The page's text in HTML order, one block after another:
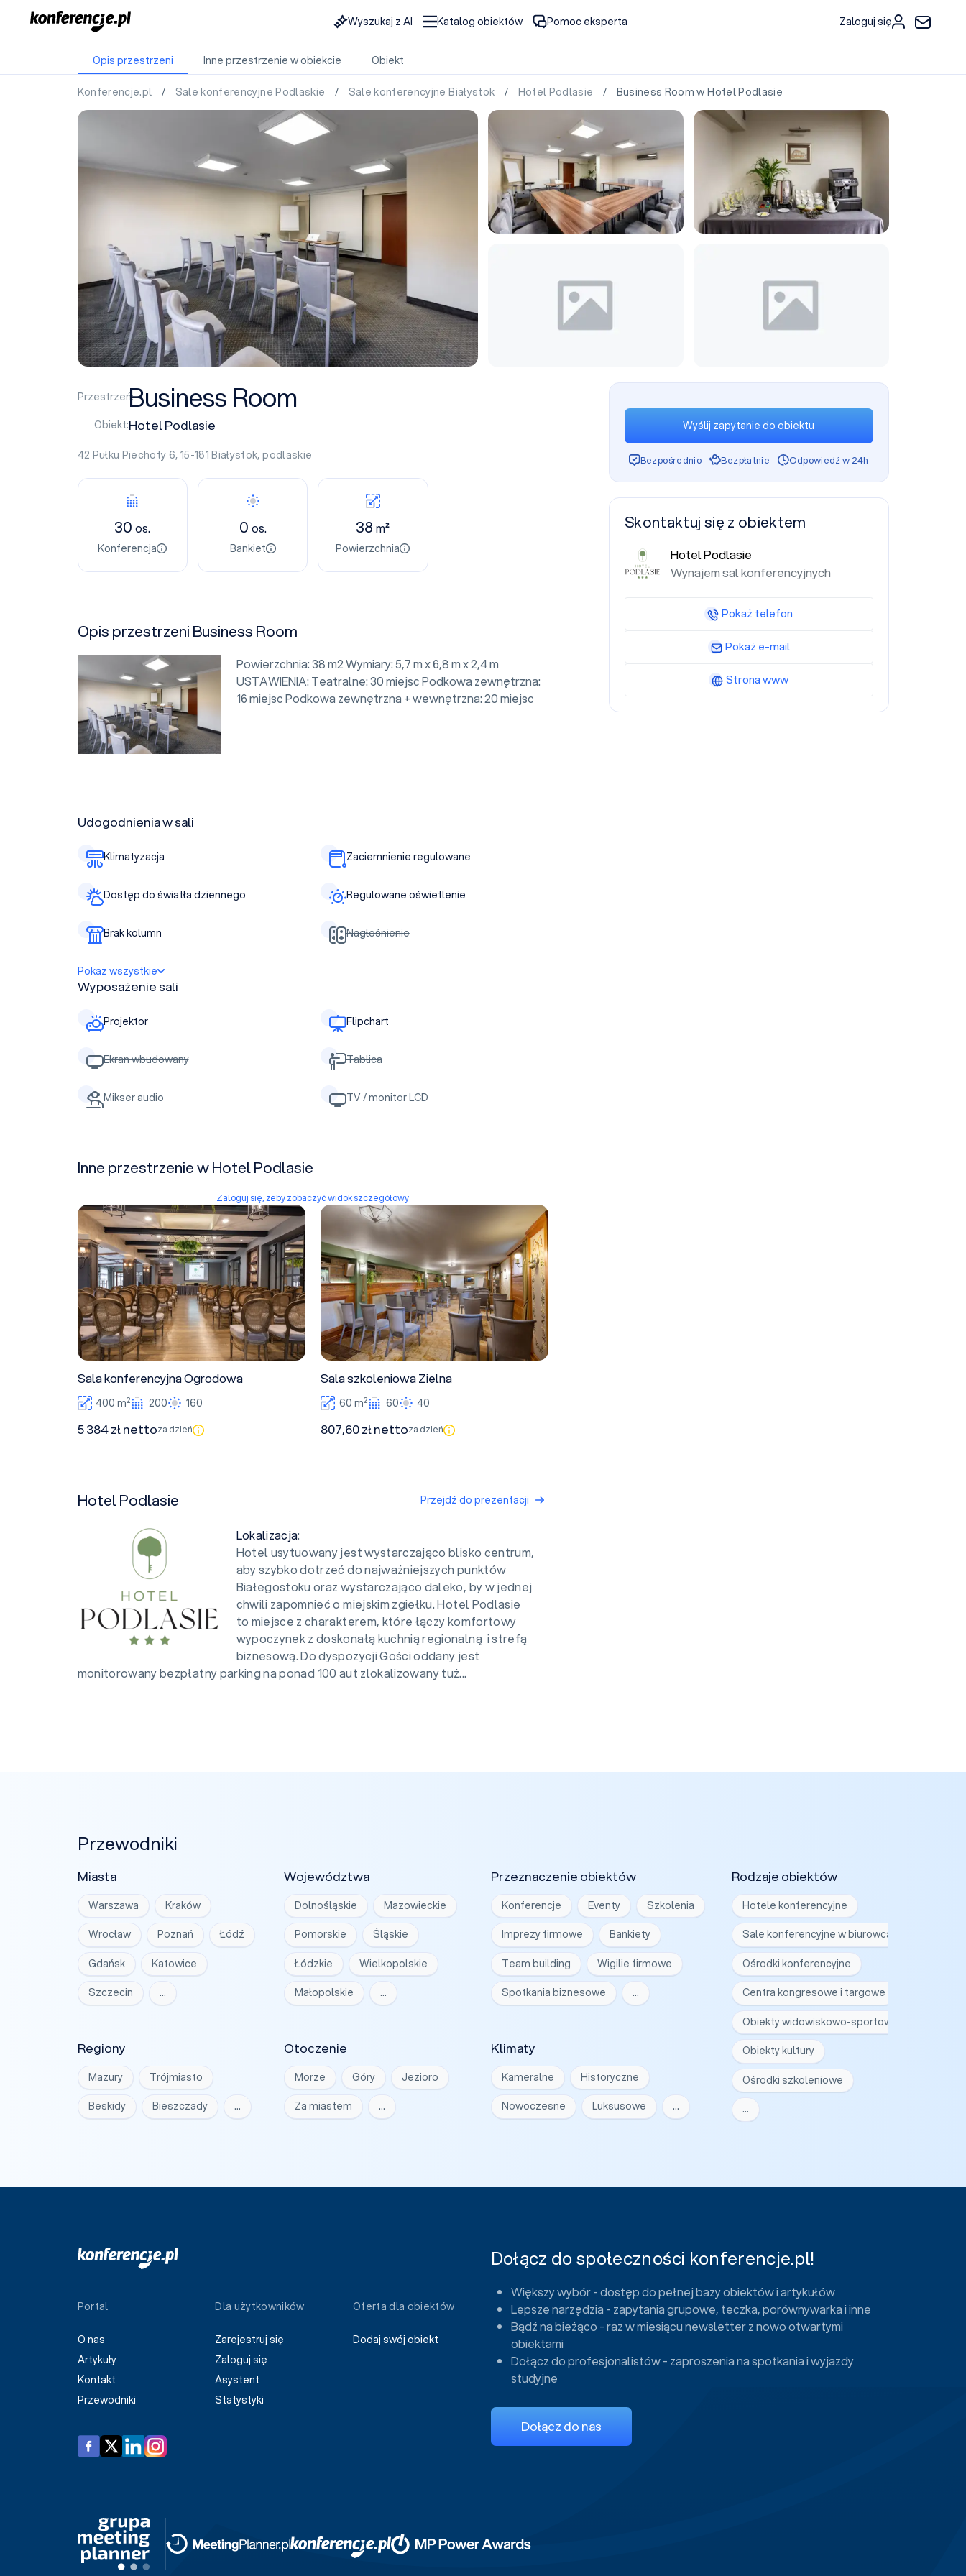
Wyszukaj z AI Katalog obiektów Pomoc eksperta Zaloguj się
Opis przestrzeni Inne przestrzenie w obiekcie Obiekt
Konferencje.pl / Sale konferencyjne Podlaskie / Sale konferencyjne Białystok / Hotel Podlasie / Business Room w Hotel Podlasie
Przestrzeń:Business Room
Obiekt:Hotel Podlasie
42 Pułku Piechoty 6, 15-181Białystok,podlaskie
30os.
Konferencja
0 os.
Bankiet
38m²
Powierzchnia
Opis przestrzeni Business Room
Powierzchnia: 38 m2 Wymiary: 5,7 m x 6,8 m x 2,4 m
USTAWIENIA: Teatralne: 30 miejsc Podkowa zewnętrzna:
16 miejsc Podkowa zewnętrzna + wewnętrzna: 20 miejsc
Udogodnienia w sali
Klimatyzacja Zaciemnienie regulowane
Dostęp do światła dziennego Regulowane oświetlenie
Brak kolumn Nagłośnienie
Pokaż wszystkie
Wyposażenie sali
Projektor Flipchart
Ekran wbudowany Tablica
Mikser audio TV / monitor LCD
Inne przestrzenie w Hotel Podlasie
Zaloguj się, żeby zobaczyć widok szczegółowy
Sala konferencyjna Ogrodowa
Sala konferencyjna Ogrodowa
400 m2 200 160
5 384 zł nettoza dzień
Sala szkoleniowa Zielna
Sala szkoleniowa Zielna
60 m2 60 40
807,60 zł nettoza dzień
Hotel Podlasie Przejdź do prezentacji
Lokalizacja:
Hotel usytuowany jest wystarczająco blisko centrum,
aby szybko dotrzeć do najważniejszych punktów
Białegostoku oraz wystarczająco daleko, by w jednej
chwili zapomnieć o miejskim zgiełku. Hotel Podlasie
to miejsce z charakterem, które łączy komfortowy
wypoczynek z doskonałą kuchnią regionalną i strefą
biznesową. Do dyspozycji Gości oddany jest
monitorowany bezpłatny parking na ponad 100 aut zlokalizowany tuż...
Wyślij zapytanie do obiektu
Bezpośrednio Bezpłatnie Odpowiedź w 24h
Skontaktuj się z obiektem
Hotel Podlasie
Wynajem sal konferencyjnych
Pokaż telefon
Pokaż e-mail
Strona www
Przewodniki
Miasta
Warszawa Kraków
Wrocław Poznań Łódź
Gdańsk Katowice
Szczecin …
Województwa
Dolnośląskie Mazowieckie
Pomorskie Śląskie
Łódzkie Wielkopolskie
Małopolskie …
Regiony
Mazury Trójmiasto
Beskidy Bieszczady …
Otoczenie
Morze Góry Jezioro
Za miastem …
Klimaty
Kameralne Historyczne
Nowoczesne Luksusowe …
Przeznaczenie obiektów
Konferencje Eventy Szkolenia
Imprezy firmowe Bankiety
Team building Wigilie firmowe
Spotkania biznesowe …
Rodzaje obiektów
Hotele konferencyjne
Sale konferencyjne w biurowcach
Ośrodki konferencyjne
Centra kongresowe i targowe
Obiekty widowiskowo-sportowe
Obiekty kultury
Ośrodki szkoleniowe
…
Portal
O nas
Artykuły
Kontakt
Przewodniki
Dla użytkowników
Zarejestruj się
Zaloguj się
Asystent
Statystyki
Oferta dla obiektów
Dodaj swój obiekt
Dołącz do społeczności konferencje.pl!
Większy wybór - dostęp do pełnej bazy obiektów i artykułów
Lepsze narzędzia - zapytania grupowe, teczka, porównywarka i inne
Bądź na bieżąco - raz w miesiącu newsletter z nowo otwartymi
obiektami
Dołącz do profesjonalistów - zaproszenia na spotkania i wyjazdy
studyjne
Dołącz do nas